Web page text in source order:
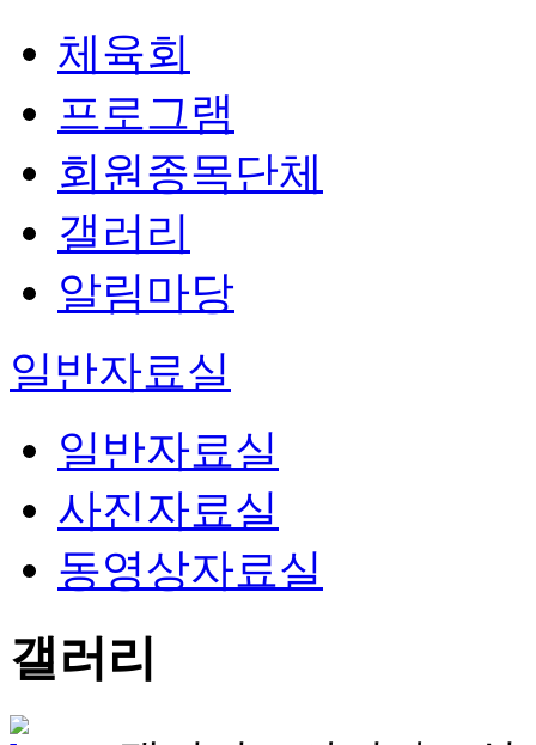
체육회
프로그램
회원종목단체
갤러리
알림마당
일반자료실
일반자료실
사진자료실
동영상자료실
갤러리